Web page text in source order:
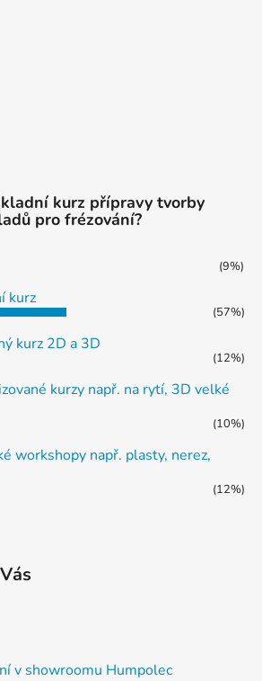
kurz přípravy tvorby
pro frézování?
(9%)
kurz
(57%)
kurz 2D a 3D
(12%)
kurzy např. na rytí, 3D velké
(10%)
workshopy např. plasty, nerez,
(12%)
v showroomu Humpolec